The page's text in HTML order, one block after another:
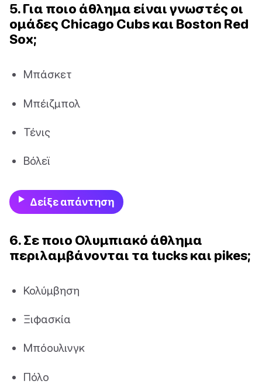
5. Για ποιο άθλημα είναι γνωστές οι
ομάδες Chicago Cubs και Boston Red
Sox;
Μπάσκετ
Μπέιζμπολ
Τένις
Βόλεϊ
Δείξε απάντηση
6. Σε ποιο Ολυμπιακό άθλημα
περιλαμβάνονται τα tucks και pikes;
Κολύμβηση
Ξιφασκία
Μπόουλινγκ
Πόλο